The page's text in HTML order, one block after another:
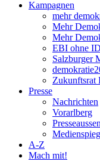
Kampagnen
mehr
Mehr
Mehr
EBI ohne ID
Salzburger
Zukunftsrat
Presse
Nachrichten
Vorarlberg
A-Z
Mach mit!